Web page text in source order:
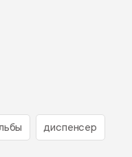
диспенсер